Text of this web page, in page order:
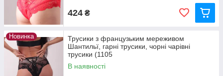
424 ₴
Новинка
Трусики з французьким мереживом
Шантильї, гарні трусики, чорні чарівні
трусики (1105
В наявності